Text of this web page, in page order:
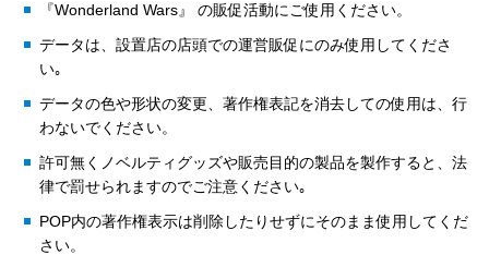
『Wonderland Wars』 の販促活動にご使用ください。
データは、設置店の店頭での運営販促にのみ使用してくださ
い｡
データの色や形状の変更、著作権表記を消去しての使用は、行
わないでください。
許可無くノベルティグッズや販売目的の製品を製作すると、法
律で罰せられますのでご注意ください｡
POP内の著作権表示は削除したりせずにそのまま使用してくだ
さい。